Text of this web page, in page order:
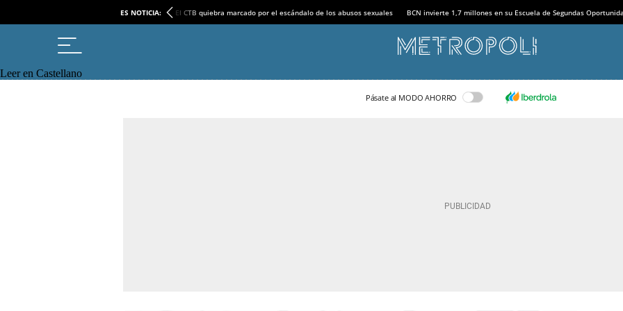
ES NOTICIA: El CTB quiebra marcado por el escándalo de los abusos sexuales BCN invierte 1,7 millones en su Escuela de Segundas
Leer en Castellano
Pásate al MODO AHORRO